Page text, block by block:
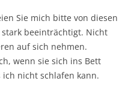
Sie mich bitte von diesen
beeinträchtigt. Nicht
auf sich nehmen.
wenn sie sich ins Bett
ich nicht schlafen kann.